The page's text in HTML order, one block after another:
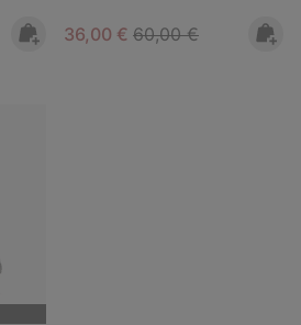
Sale price:
36,00 € Regular price:
60,00 €